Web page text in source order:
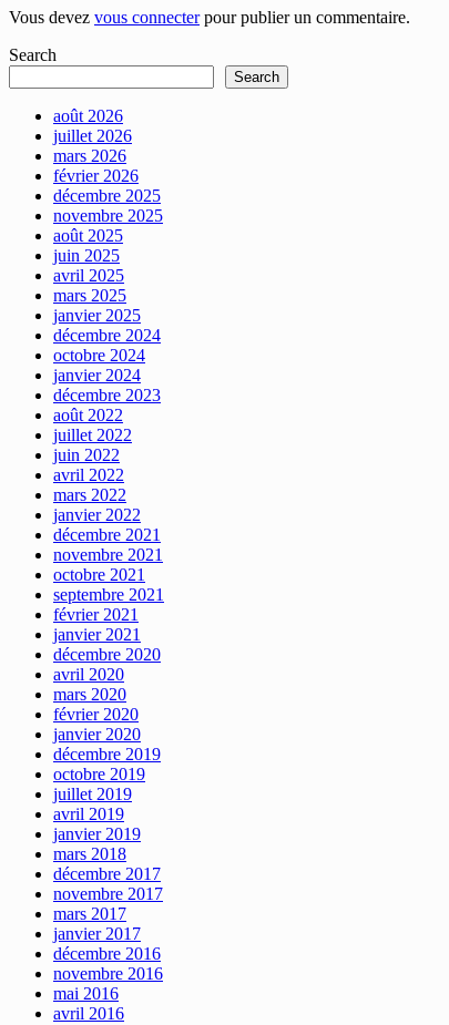
Vous devez vous connecterpour publier un commentaire.
Search
Search
août 2026
juillet 2026
mars 2026
février 2026
décembre 2025
novembre 2025
août 2025
juin 2025
avril 2025
mars 2025
janvier 2025
décembre 2024
octobre 2024
janvier 2024
décembre 2023
août 2022
juillet 2022
juin 2022
avril 2022
mars 2022
janvier 2022
décembre 2021
novembre 2021
octobre 2021
septembre 2021
février 2021
janvier 2021
décembre 2020
avril 2020
mars 2020
février 2020
janvier 2020
décembre 2019
octobre 2019
juillet 2019
avril 2019
janvier 2019
mars 2018
décembre 2017
novembre 2017
mars 2017
janvier 2017
décembre 2016
novembre 2016
mai 2016
avril 2016